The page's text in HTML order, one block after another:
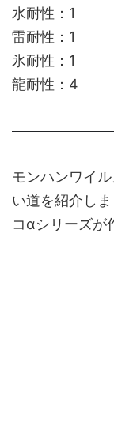
水耐性：1
雷耐性：1
氷耐性：1
龍耐性：4
モンハンワイ
い道を紹介し
コαシリーズが